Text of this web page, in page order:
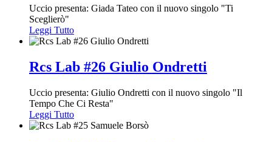
Uccio presenta: Giada Tateo con il nuovo singolo "Ti
Sceglierò"
Leggi Tutto
Rcs Lab #26 Giulio Ondretti
Uccio presenta: Giulio Ondretti con il nuovo singolo "Il
Tempo Che Ci Resta"
Leggi Tutto